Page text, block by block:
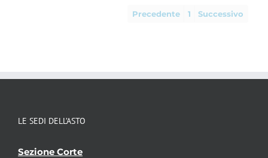
Precedente 1 Successivo
LE SEDI DELL’ASTO
Sezione Corte